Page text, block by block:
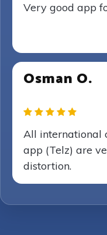
Very good app
Osman O.
All international
app (Telz) are
distortion.